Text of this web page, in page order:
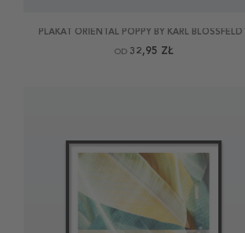
PLAKAT ORIENTAL POPPY BY KARL BLOSSFELDT
OD 32,95 ZŁ